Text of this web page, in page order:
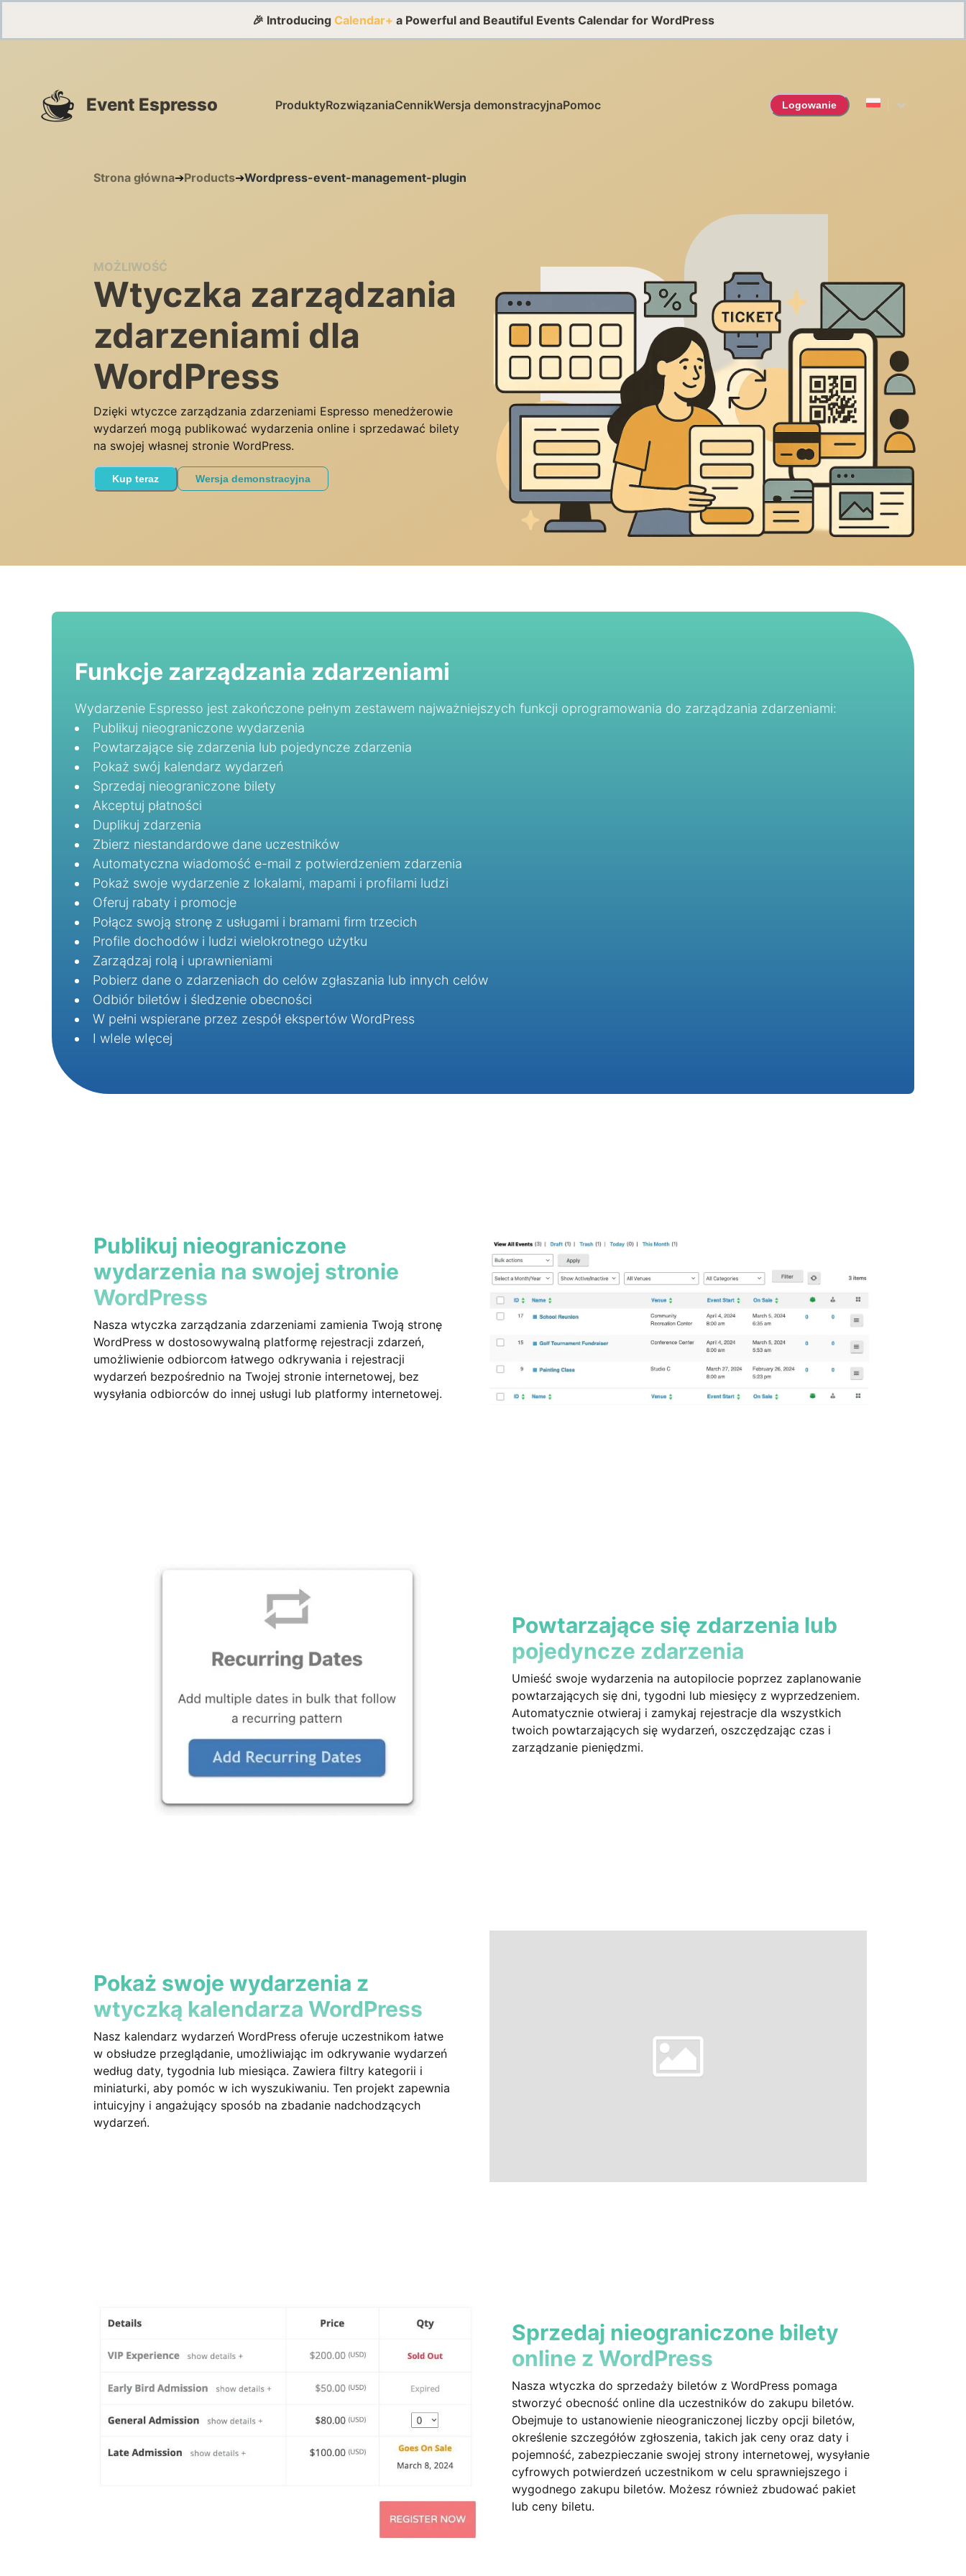
🎉 Introducing Calendar+ a Powerful and Beautiful Events Calendar for WordPress
Event Espresso ProduktyRozwiązaniaCennikWersja demonstracyjnaPomoc Logowanie
Strona główna➔Products➔Wordpress-event-management-plugin
MOŻLIWOŚĆ
Wtyczka zarządzania
zdarzeniami dla
WordPress
Dzięki wtyczce zarządzania zdarzeniami Espresso menedżerowie
wydarzeń mogą publikować wydarzenia online i sprzedawać bilety
na swojej własnej stronie WordPress.
Kup teraz Wersja demonstracyjna
Funkcje zarządzania zdarzeniami
Wydarzenie Espresso jest zakończone pełnym zestawem najważniejszych funkcji oprogramowania do zarządzania zdarzeniami:
Publikuj nieograniczone wydarzenia
Powtarzające się zdarzenia lub pojedyncze zdarzenia
Pokaż swój kalendarz wydarzeń
Sprzedaj nieograniczone bilety
Akceptuj płatności
Duplikuj zdarzenia
Zbierz niestandardowe dane uczestników
Automatyczna wiadomość e-mail z potwierdzeniem zdarzenia
Pokaż swoje wydarzenie z lokalami, mapami i profilami ludzi
Oferuj rabaty i promocje
Połącz swoją stronę z usługami i bramami firm trzecich
Profile dochodów i ludzi wielokrotnego użytku
Zarządzaj rolą i uprawnieniami
Pobierz dane o zdarzeniach do celów zgłaszania lub innych celów
Odbiór biletów i śledzenie obecności
W pełni wspierane przez zespół ekspertów WordPress
I wIele wIęcej
Publikuj nieograniczone
wydarzenia na swojej stronie
WordPress
Nasza wtyczka zarządzania zdarzeniami zamienia Twoją stronę
WordPress w dostosowywalną platformę rejestracji zdarzeń,
umożliwienie odbiorcom łatwego odkrywania i rejestracji
wydarzeń bezpośrednio na Twojej stronie internetowej, bez
wysyłania odbiorców do innej usługi lub platformy internetowej.
Powtarzające się zdarzenia lub
pojedyncze zdarzenia
Umieść swoje wydarzenia na autopilocie poprzez zaplanowanie
powtarzających się dni, tygodni lub miesięcy z wyprzedzeniem.
Automatycznie otwieraj i zamykaj rejestracje dla wszystkich
twoich powtarzających się wydarzeń, oszczędzając czas i
zarządzanie pieniędzmi.
Pokaż swoje wydarzenia z
wtyczką kalendarza WordPress
Nasz kalendarz wydarzeń WordPress oferuje uczestnikom łatwe
w obsłudze przeglądanie, umożliwiając im odkrywanie wydarzeń
według daty, tygodnia lub miesiąca. Zawiera filtry kategorii i
miniaturki, aby pomóc w ich wyszukiwaniu. Ten projekt zapewnia
intuicyjny i angażujący sposób na zbadanie nadchodzących
wydarzeń.
Sprzedaj nieograniczone bilety
online z WordPress
Nasza wtyczka do sprzedaży biletów z WordPress pomaga
stworzyć obecność online dla uczestników do zakupu biletów.
Obejmuje to ustanowienie nieograniczonej liczby opcji biletów,
określenie szczegółów zgłoszenia, takich jak ceny oraz daty i
pojemność, zabezpieczanie swojej strony internetowej, wysyłanie
cyfrowych potwierdzeń uczestnikom w celu sprawniejszego i
wygodnego zakupu biletów. Możesz również zbudować pakiet
lub ceny biletu.